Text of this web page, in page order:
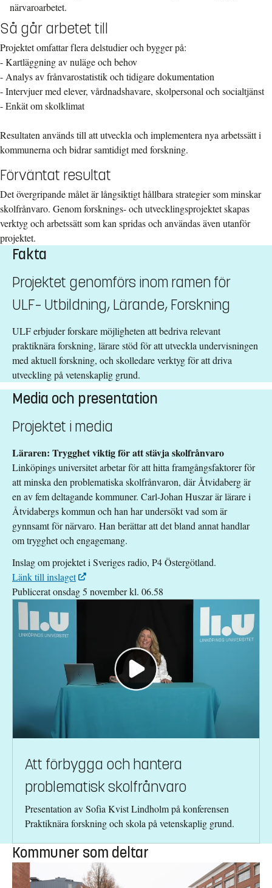
närvaroarbetet.
Så går arbetet till
Projektet omfattar flera delstudier och bygger på:
- Kartläggning av nuläge och behov
- Analys av frånvarostatistik och tidigare dokumentation
- Intervjuer med elever, vårdnadshavare, skolpersonal och socialtjänst
- Enkät om skolklimat
Resultaten används till att utveckla och implementera nya arbetssätt i
kommunerna och bidrar samtidigt med forskning.
Förväntat resultat
Det övergripande målet är långsiktigt hållbara strategier som minskar
skolfrånvaro. Genom forsknings- och utvecklingsprojektet skapas
verktyg och arbetssätt som kan spridas och användas även utanför
projektet.
Fakta
Projektet genomförs inom ramen för
ULF– Utbildning, Lärande, Forskning
ULF erbjuder forskare möjligheten att bedriva relevant
praktiknära forskning, lärare stöd för att utveckla undervisningen
med aktuell forskning, och skolledare verktyg för att driva
utveckling på vetenskaplig grund.
Media och presentation
Projektet i media
Läraren: Trygghet viktig för att stävja skolfrånvaro
Linköpings universitet arbetar för att hitta framgångsfaktorer för
att minska den problematiska skolfrånvaron, där Åtvidaberg är
en av fem deltagande kommuner. Carl-Johan Huszar är lärare i
Åtvidabergs kommun och han har undersökt vad som är
gynnsamt för närvaro. Han berättar att det bland annat handlar
om trygghet och engagemang.
Inslag om projektet i Sveriges radio, P4 Östergötland.
Länk till inslaget
Publicerat onsdag 5 november kl. 06.58
Att förbygga och hantera
problematisk skolfrånvaro
Presentation av Sofia Kvist Lindholm på konferensen
Praktiknära forskning och skola på vetenskaplig grund.
Kommuner som deltar